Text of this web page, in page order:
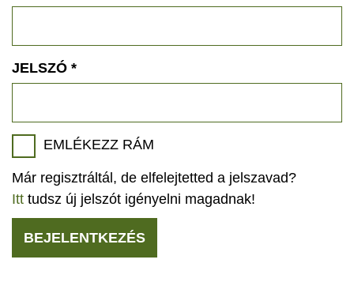
GEOPARKOK
JELSZÓ *
EMLÉKEZZ RÁM
Már regisztráltál, de elfelejtetted a jelszavad?
Itt tudsz új jelszót igényelni magadnak!
BEJELENTKEZÉS